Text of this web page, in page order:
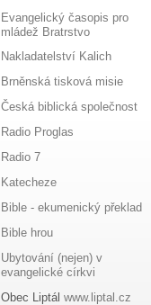
Evangelický časopis pro
mládež Bratrstvo
Nakladatelství Kalich
Brněnská tisková misie
Česká biblická společnost
Radio Proglas
Radio 7
Katecheze
Bible - ekumenický překlad
Bible hrou
Ubytování (nejen) v
evangelické církvi
Obec Liptálwww.liptal.cz